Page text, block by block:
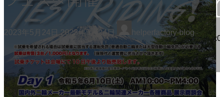
ス
ン
お気軽にお問合せください。0176-51-6155受付時間 9:00-
休 ]
お問合せ
2023年5月24日 終
更
新
日
時
:
2023年5月24日 helperfactory-blog